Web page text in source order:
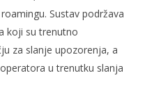
Sustav podržava
koji su trenutno
za slanje upozorenja, a
u trenutku slanja